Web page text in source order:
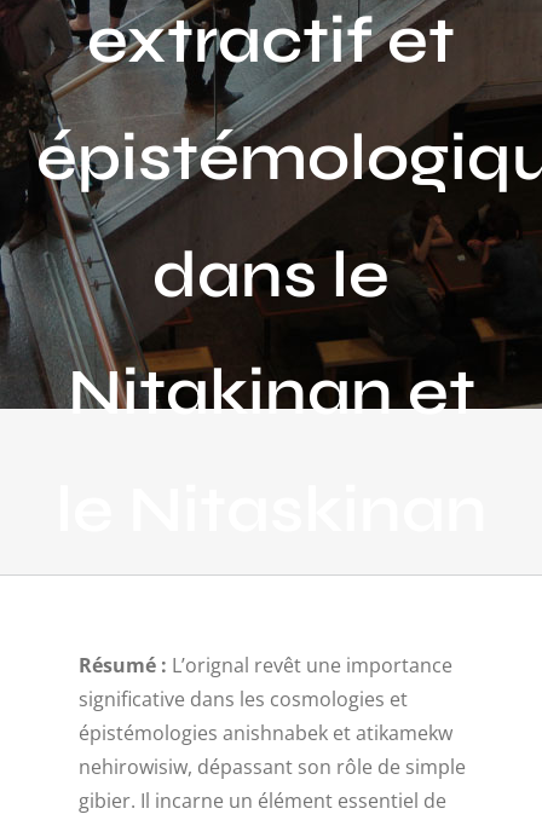
extractif et
dans le
Nitakinan et
Résumé : L’orignal revêt une importance
significative dans les cosmologies et
épistémologies anishnabek et atikamekw
nehirowisiw, dépassant son rôle de simple
gibier. Il incarne un élément essentiel de